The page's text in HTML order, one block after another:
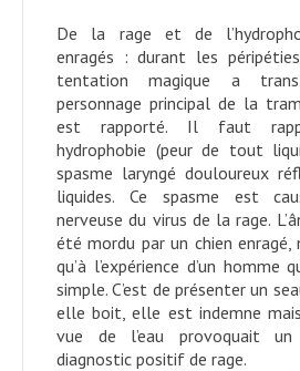
De la rage et de
enragés : durant les
tentation magique a
personnage principal de la
est rapporté. Il faut
hydrophobie (peur de tout
spasme laryngé douloureux
liquides. Ce spasme est
nerveuse du virus de la rage.
été mordu par un chien enragé,
qu’à l’expérience d’un
simple. C’est de présenter un
elle boit, elle est indemne
vue de l’eau provoquait
diagnostic positif de rage.